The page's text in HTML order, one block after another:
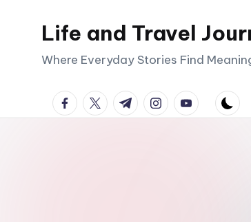
Life and Travel
Where Everyday Stories Find
facebook.com
twitter.com
t.me instagram.com
youtube.com